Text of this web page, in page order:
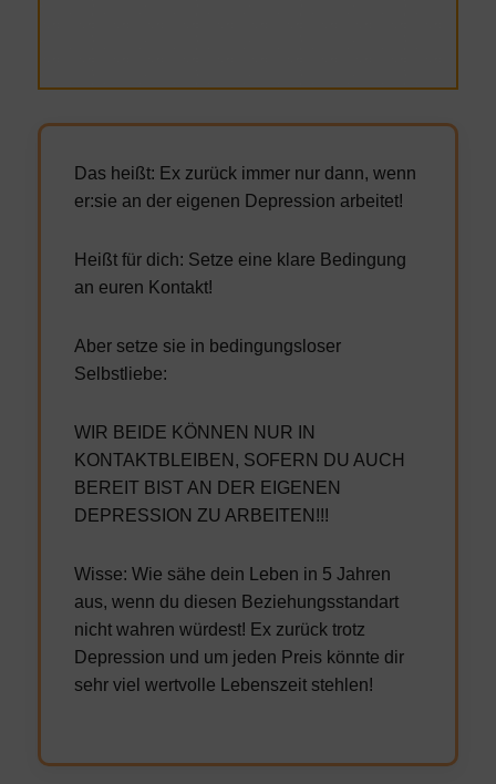
Das heißt: Ex zurück immer nur dann, wenn
er:sie an der eigenen Depression arbeitet!
Heißt für dich: Setze eine klare Bedingung
an euren Kontakt!
Aber setze sie in bedingungsloser
Selbstliebe:
WIR BEIDE KÖNNEN NUR IN
KONTAKTBLEIBEN, SOFERN DU AUCH
BEREIT BIST AN DER EIGENEN
DEPRESSION ZU ARBEITEN!!!
Wisse: Wie sähe dein Leben in 5 Jahren
aus, wenn du diesen Beziehungsstandart
nicht wahren würdest! Ex zurück trotz
Depression und um jeden Preis könnte dir
sehr viel wertvolle Lebenszeit stehlen!